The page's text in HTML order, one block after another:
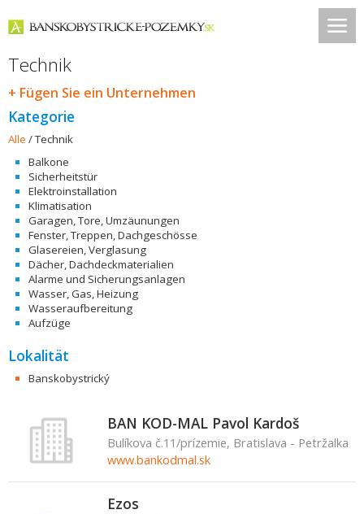
Technik
+ Fügen Sie ein Unternehmen
Kategorie
Alle /Technik
Balkone
Sicherheitstür
Elektroinstallation
Klimatisation
Garagen, Tore, Umzäunungen
Fenster, Treppen, Dachgeschösse
Glasereien, Verglasung
Dächer, Dachdeckmaterialien
Alarme und Sicherungsanlagen
Wasser, Gas, Heizung
Wasseraufbereitung
Aufzüge
Lokalität
Banskobystrický
BAN KOD-MAL Pavol Kardoš
Bulíkova č.11/prízemie, Bratislava - Petržalka
www.bankodmal.sk
Ezos